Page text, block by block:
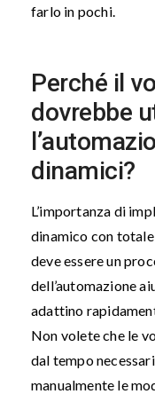
farlo in pochi.
Perché il
dovrebbe
dinamici?
L’importanza di
dinamico con
deve essere un
dell’automazione
adattino
Non volete che le
dal tempo
manualmente le